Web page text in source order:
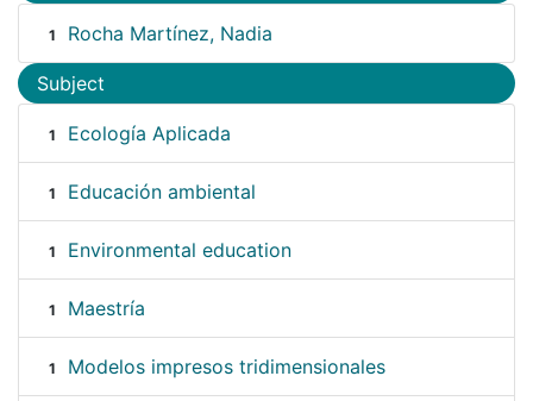
1 Rocha Martínez, Nadia
Subject
1 Ecología Aplicada
1 Educación ambiental
1 Environmental education
1 Maestría
1 Modelos impresos tridimensionales